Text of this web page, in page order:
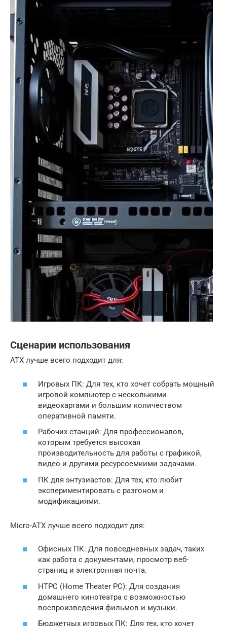
Сценарии использования
ATX лучше всего подходит для:
Игровых ПК: Для тех, кто хочет собрать мощный
игровой компьютер с несколькими
видеокартами и большим количеством
оперативной памяти.
Рабочих станций: Для профессионалов,
которым требуется высокая
производительность для работы с графикой,
видео и другими ресурсоемкими задачами.
ПК для энтузиастов: Для тех, кто любит
экспериментировать с разгоном и
модификациями.
Micro-ATX лучше всего подходит для:
Офисных ПК: Для повседневных задач, таких
как работа с документами, просмотр веб-
страниц и электронная почта.
HTPC (Home Theater PC): Для создания
домашнего кинотеатра с возможностью
воспроизведения фильмов и музыки.
Бюджетных игровых ПК: Для тех, кто хочет